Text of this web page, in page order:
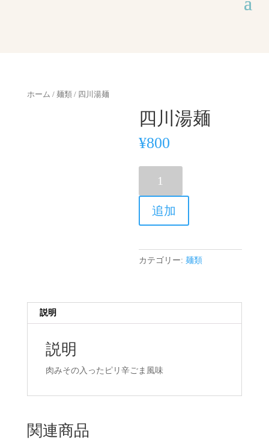
ホーム / 麺類 / 四川湯麺
四川湯麺
¥800
湯
個
追加
カテゴリー:麺類
説明
説明
肉みその入ったピリ辛ごま風味
関連商品